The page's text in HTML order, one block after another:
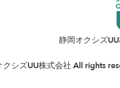
静岡オクシズ
シズUU株式会社 All rights